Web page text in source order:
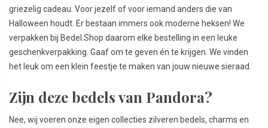
griezelig cadeau. Voor jezelf of voor iemand anders die van
Halloween houdt. Er bestaan immers ook moderne heksen! We
verpakken bij Bedel.Shop daarom elke bestelling in een leuke
geschenkverpakking. Gaaf om te geven én te krijgen. We vinden
het leuk om een klein feestje te maken van jouw nieuwe sieraad.
Zijn deze bedels van Pandora?
Nee, wij voeren onze eigen collecties zilveren bedels, charms en